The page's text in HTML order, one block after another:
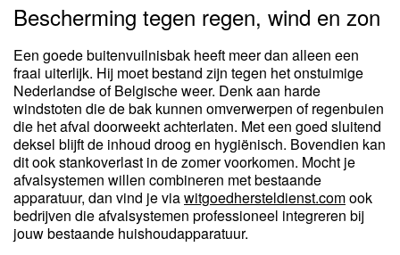
Bescherming tegen regen, wind en zon
Een goede buitenvuilnisbak heeft meer dan alleen een
fraai uiterlijk. Hij moet bestand zijn tegen het onstuimige
Nederlandse of Belgische weer. Denk aan harde
windstoten die de bak kunnen omverwerpen of regenbuien
die het afval doorweekt achterlaten. Met een goed sluitend
deksel blijft de inhoud droog en hygiënisch. Bovendien kan
dit ook stankoverlast in de zomer voorkomen. Mocht je
afvalsystemen willen combineren met bestaande
apparatuur, dan vind je viawitgoedhersteldienst.comook
bedrijven die afvalsystemen professioneel integreren bij
jouw bestaande huishoudapparatuur.